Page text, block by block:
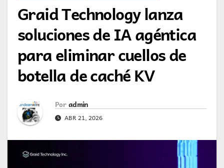
Graid Technology lanza
soluciones de IA agéntica
para eliminar cuellos de
botella de caché KV
Por admin
ABR 21, 2026